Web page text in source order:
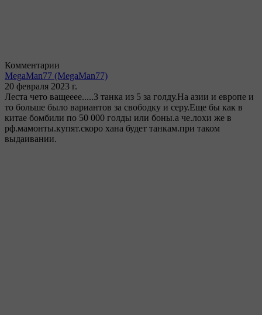
Комментарии
MegaMan77 (MegaMan77)
20 февраля 2023 г.
Леста чето ващееее.....3 танка из 5 за голду.На азии и европе и
то больше было вариантов за свободку и серу.Еще бы как в
китае бомбили по 50 000 голды или боны.а че.лохи же в
рф.мамонты.купят.скоро хана будет танкам.при таком
выдаивании.